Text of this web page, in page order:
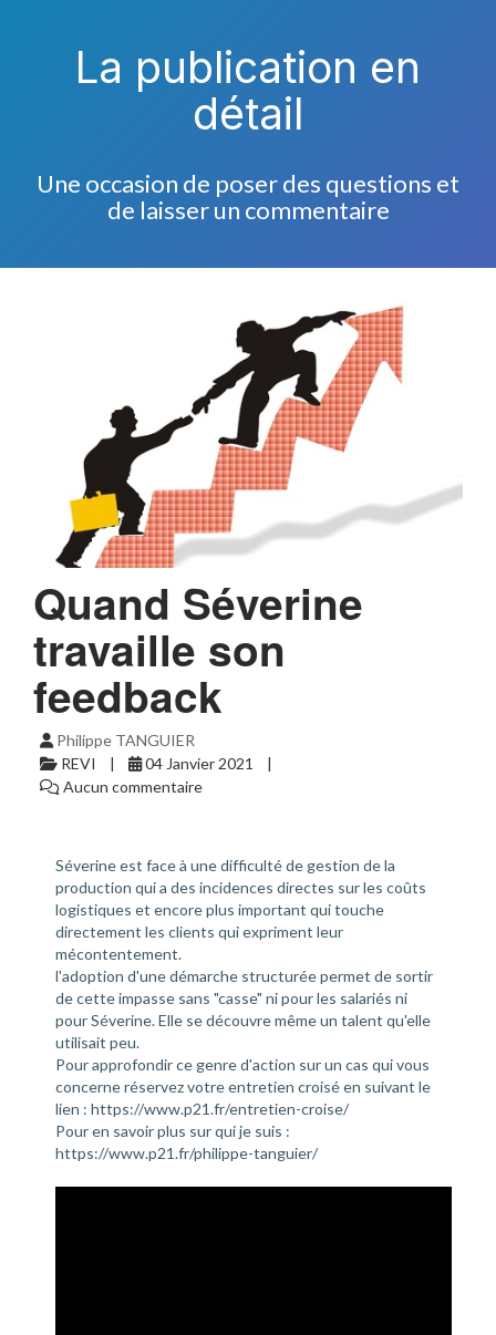
La publication en
détail
Une occasion de poser des questions et
de laisser un commentaire
Quand Séverine
travaille son
feedback
Philippe TANGUIER
REVI
04 Janvier 2021
Aucun commentaire
Séverine est face à une difficulté de gestion de la
production qui a des incidences directes sur les coûts
logistiques et encore plus important qui touche
directement les clients qui expriment leur
mécontentement.
l'adoption d'une démarche structurée permet de sortir
de cette impasse sans "casse" ni pour les salariés ni
pour Séverine. Elle se découvre même un talent qu'elle
utilisait peu.
Pour approfondir ce genre d'action sur un cas qui vous
concerne réservez votre entretien croisé en suivant le
lien : https://www.p21.fr/entretien-croise/
Pour en savoir plus sur qui je suis :
https://www.p21.fr/philippe-tanguier/